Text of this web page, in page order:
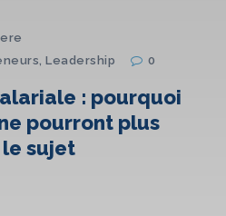
,Leadership 0
: pourquoi
pourront plus
sujet